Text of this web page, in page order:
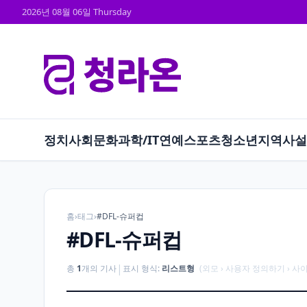
2026년 08월 06일 Thursday
정치사회문화과학/IT연예스포츠청소년지역사
홈›태그›#DFL-슈퍼컵
#DFL-슈퍼컵
총 1개의 기사 | 표시 형식: 리스트형 (외모 › 사용자 정의하기 › 사